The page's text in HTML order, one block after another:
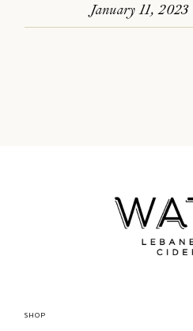
January 11, 2023
SHOP